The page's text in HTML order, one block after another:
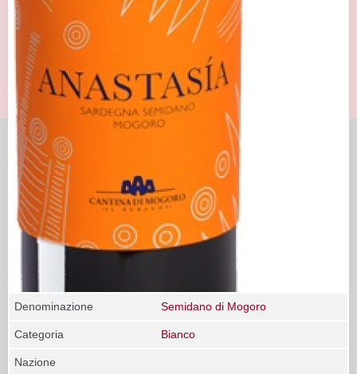
Denominazione Semidano di Mogoro
Categoria Bianco
Nazione